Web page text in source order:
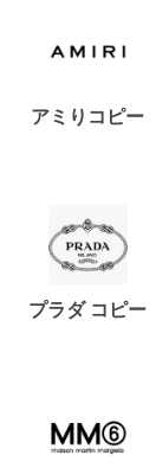
アミりコピー
プラダ コピー